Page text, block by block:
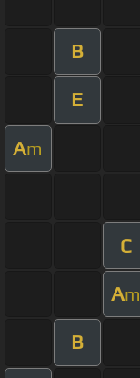
B
E
Am
C
Am
B